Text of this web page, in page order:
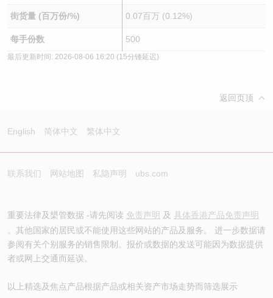
街货量 (百万份/%) 0.07百万 (0.12%)
每手份数 500
最后更新时间: 2026-08-06 16:20 (15分锺延迟)
返回页顶
English 简体中文 繁体中文
联系我们 网站地图 私隐声明 ubs.com
重要法律及槼管数据 -请先阅读 免责声明 及 具体香港产品免责声明
。其他国家的居民或不能使用这些网站的产品及服务。 进一步数据请
参阅有关个别服务的销售限制。报价或数据的发送可能因为数据提供
者或网上交通而延误。
以上精选及焦点产品根据产品或相关资产市场走势而筛选展示